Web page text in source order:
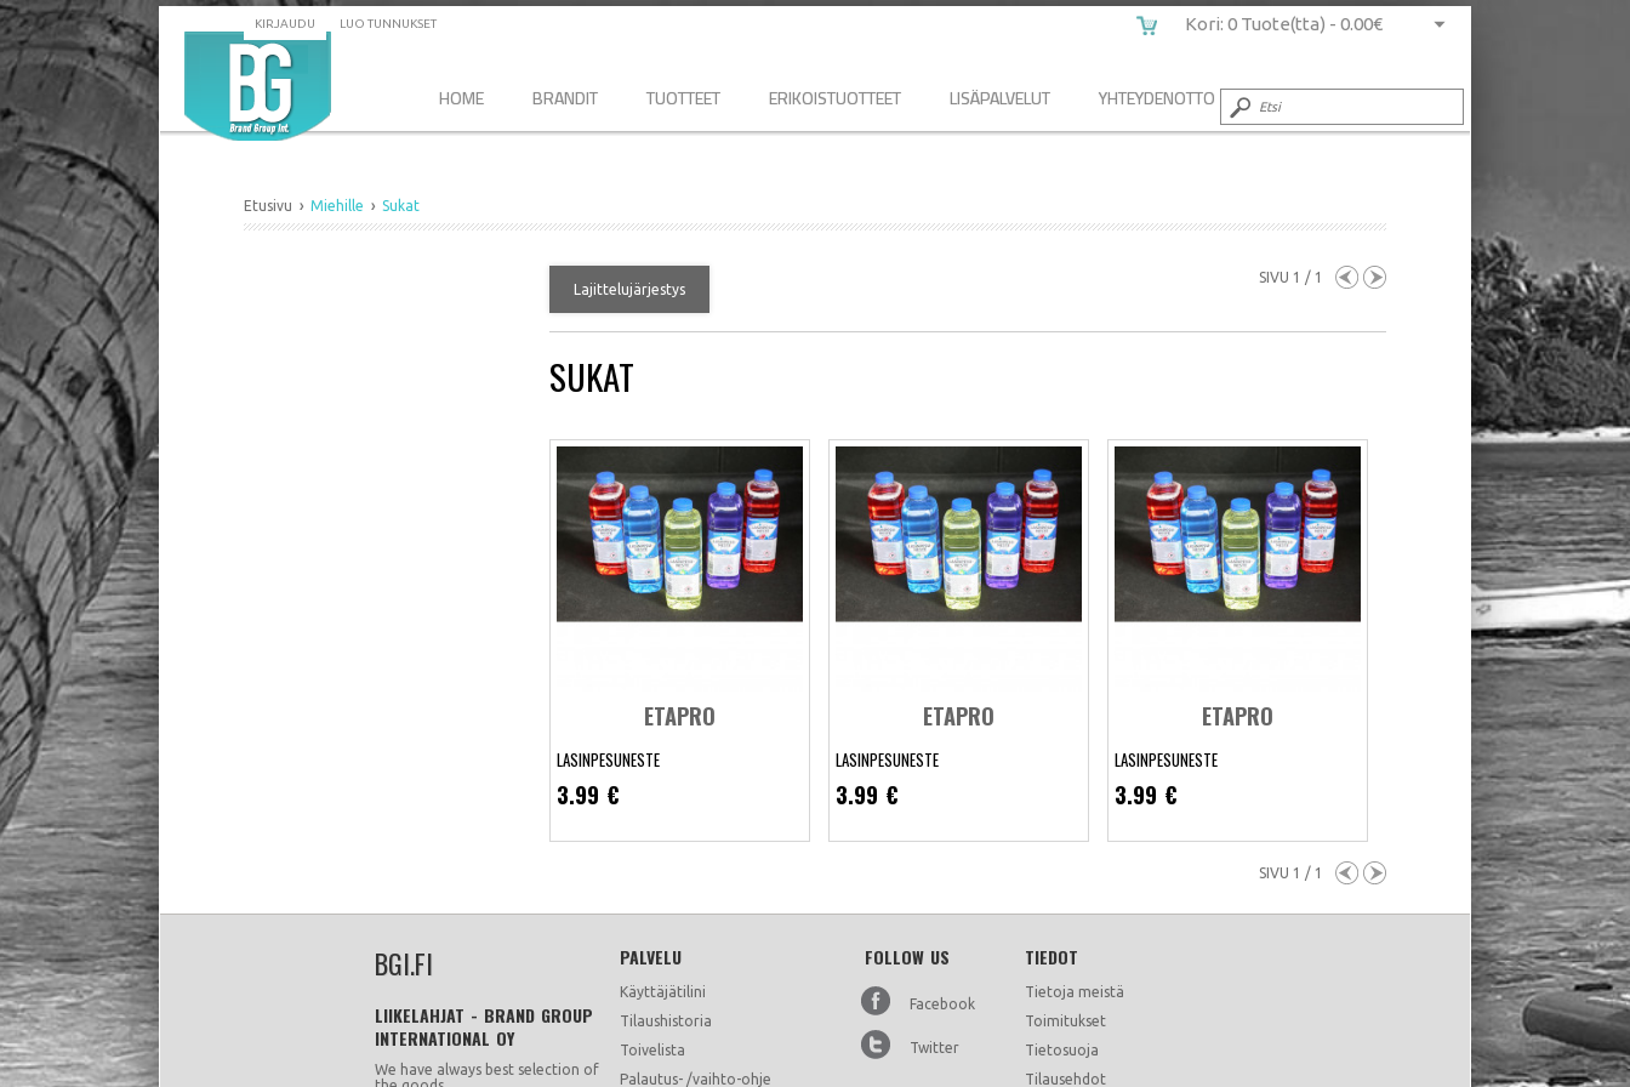
HOME BRANDIT TUOTTEET ERIKOISTUOTTEET LISÄPALVELUT YHTEYDENOTTO
KIRJAUDU LUO TUNNUKSET Kori: 0 Tuote(tta) - 0.00€
Etusivu Miehille Sukat
Lajittelujärjestys
SIVU 1 / 1
SUKAT
ETAPRO
LASINPESUNESTE
3.99 €
Lasinpesuneste
Näytä lisää
.
ETAPRO
LASINPESUNESTE
3.99 €
Lisää toivelistalle
.
ETAPRO
LASINPESUNESTE
3.99 €
SIVU 1 / 1
BGI.FI
LIIKELAHJAT - BRAND GROUP
INTERNATIONAL OY
We have always best selection of
PALVELU
Käyttäjätilini
Tilaushistoria
Toivelista
Palautus- /vaihto-ohje
FOLLOW US
Facebook
Twitter
TIEDOT
Tietoja meistä
Toimitukset
Tietosuoja
Tilausehdot